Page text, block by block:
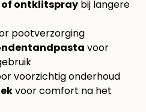
of ontklitspray bij langere
pootverzorging
voor
voorzichtig onderhoud
voor comfort na het